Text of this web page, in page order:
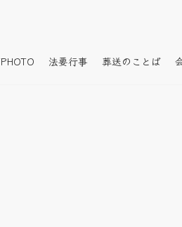
PHOTO 法要行事 葬送のことば